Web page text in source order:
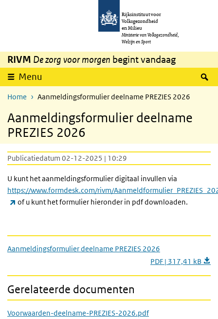
Overslaan en naar de inhoud gaan
Rijksinstituut voor
Volksgezondheid
en Milieu
Ministerie van Volksgezondheid,
Welzijn en Sport
RIVM De zorg voor morgen begint vandaag
Menu
Home Aanmeldingsformulier deelname PREZIES 2026
Aanmeldingsformulier deelname
PREZIES 2026
Publicatiedatum 02-12-2025 | 10:29
U kunt het aanmeldingsformulier digitaal invullen via
https://www.formdesk.com/rivm/
(externe link)
of u kunt het formulier hieronder in pdf downloaden.
Aanmeldingsformulier deelname PREZIES 2026
PDF | 317,41 kB
Gerelateerde documenten
Voorwaarden-deelname-PREZIES-2026.pdf